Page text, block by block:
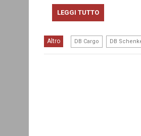
LEGGI TUTTO
Altro DB Cargo DB